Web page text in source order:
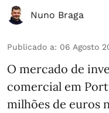
Nuno Braga
Publicado a: 06 Agosto
O mercado de
comercial em
milhões de euros